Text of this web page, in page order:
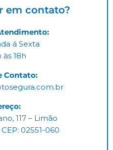
em contato?
á Sexta
às 18h
Contato:
117 – Limão
02551-060